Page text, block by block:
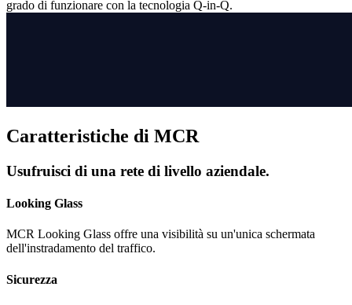
grado di funzionare con la tecnologia Q-in-Q.
Caratteristiche di MCR
Usufruisci di una rete di livello aziendale.
Looking Glass
MCR Looking Glass offre una visibilità su un'unica schermata
dell'instradamento del traffico.
Sicurezza